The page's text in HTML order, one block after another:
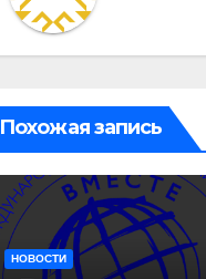
Похожая запись
НОВОСТИ